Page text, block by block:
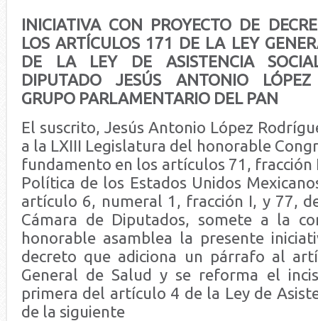
INICIATIVA CON PROYECTO DE
LOS ARTÍCULOS 171 DE LA LEY
DE LA LEY DE ASISTENCIA
DIPUTADO JESÚS ANTONIO
GRUPO PARLAMENTARIO DEL PAN
El suscrito, Jesús Antonio López
a la LXIII Legislatura del honorable
fundamento en los artículos 71, fracción
Política de los Estados Unidos
artículo 6, numeral 1, fracción I, y 77,
Cámara de Diputados, somete a la
honorable asamblea la presente
decreto que adiciona un párrafo al
General de Salud y se reforma el
primera del artículo 4 de la Ley de
de la siguiente